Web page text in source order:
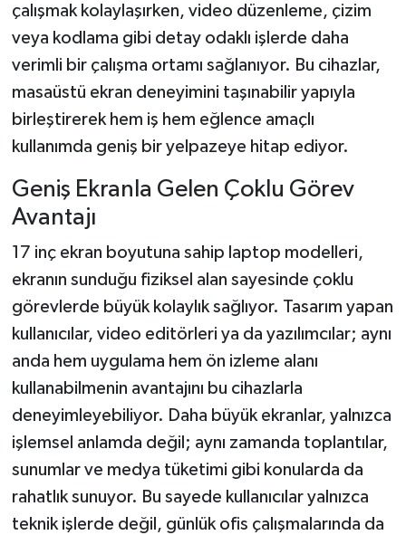
çalışmak kolaylaşırken, video düzenleme, çizim
veya kodlama gibi detay odaklı işlerde daha
verimli bir çalışma ortamı sağlanıyor. Bu cihazlar,
masaüstü ekran deneyimini taşınabilir yapıyla
birleştirerek hem iş hem eğlence amaçlı
kullanımda geniş bir yelpazeye hitap ediyor.
Geniş Ekranla Gelen Çoklu Görev
Avantajı
17 inç ekran boyutuna sahip laptop modelleri,
ekranın sunduğu fiziksel alan sayesinde çoklu
görevlerde büyük kolaylık sağlıyor. Tasarım yapan
kullanıcılar, video editörleri ya da yazılımcılar; aynı
anda hem uygulama hem ön izleme alanı
kullanabilmenin avantajını bu cihazlarla
deneyimleyebiliyor. Daha büyük ekranlar, yalnızca
işlemsel anlamda değil; aynı zamanda toplantılar,
sunumlar ve medya tüketimi gibi konularda da
rahatlık sunuyor. Bu sayede kullanıcılar yalnızca
teknik işlerde değil, günlük ofis çalışmalarında da